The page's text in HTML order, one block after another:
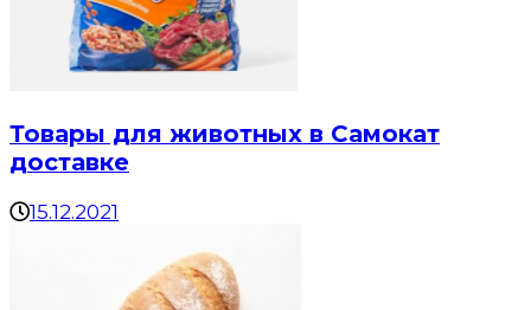
Товары для животных в Самокат
доставке
15.12.2021